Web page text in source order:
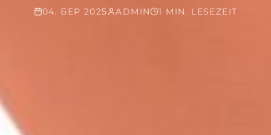
04. БЕР 2025 ADMIN 1 MIN. LESEZEIT